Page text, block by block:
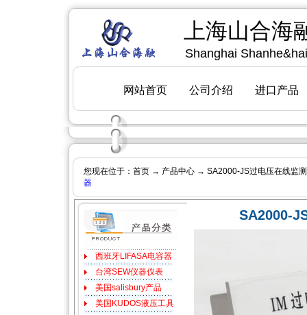
您现在位于： 首页→ 产品中心→ SA2000-JS过电压在线监
器
[上海
SA2000-